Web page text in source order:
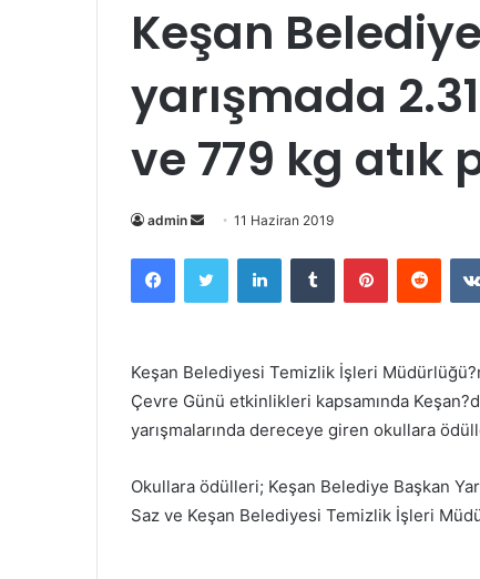
Keşan
yarışmada
ve 779 kg atık
admin
Bir
posta
göndermek
11 Haziran 2019
FacebookTwitter LinkedInTumblr Pinterest
Keşan Belediyesi Temizlik İşleri
Çevre Günü etkinlikleri kapsamında
yarışmalarında dereceye giren okullara
Okullara ödülleri; Keşan Belediye Başkan
Saz ve Keşan Belediyesi Temizlik İşleri